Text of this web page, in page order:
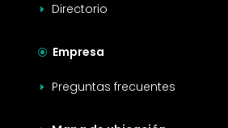
E Directorio
\ Empresa
E Preguntas frecuentes